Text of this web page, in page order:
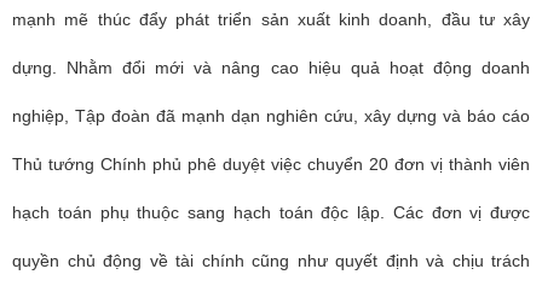
mạnh mẽ thúc đẩy phát triển sản xuất kinh doanh, đầu tư xây
dựng. Nhằm đổi mới và nâng cao hiệu quả hoạt động doanh
nghiệp, Tập đoàn đã mạnh dạn nghiên cứu, xây dựng và báo cáo
Thủ tướng Chính phủ phê duyệt việc chuyển 20 đơn vị thành viên
hạch toán phụ thuộc sang hạch toán độc lập. Các đơn vị được
quyền chủ động về tài chính cũng như quyết định và chịu trách